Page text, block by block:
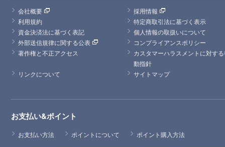
会社概要
採用情報
利用規約
特定商取引法に基づく表示
資金決済法に基づく表記
個人情報の取扱いについて
外部送信規律に関する公表
コンプライアンスポリシー
著作権と不正アクセス
カスタマーハラスメントに対す
動指針
リンクについて
サイトマップ
お支払い&ポイント
お支払い方法 ポイントについて ポイント購入方法